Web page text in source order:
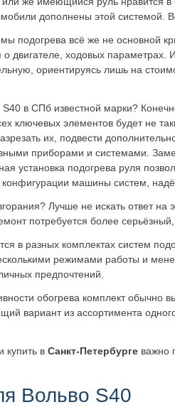
дополнены этой системой.
подогрева всё же не основной
о двигателе, ходовых
ориентируясь лишь на
S40 в СПб известной марки?
ключевых элементов будет не
их, подвести
приборами и системами.
установка подогрева руля
машины систем,
Лучше не искать ответ
потребуется более
в разных комплектах систем
режимами работы и
предпочтений.
обогрева комплект обычно
вариант из ассортимента
купить в Санкт-Петербурге важно
Вольво S40